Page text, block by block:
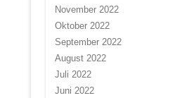
November 2022
Oktober 2022
September 2022
August 2022
Juli 2022
Juni 2022